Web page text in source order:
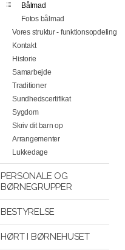
Bålmad
Fotos bålmad
Vores struktur - funktionsopdeling
Kontakt
Historie
Samarbejde
Traditioner
Sundhedscertifikat
Sygdom
Skriv dit barn op
Arrangementer
Lukkedage
PERSONALE OG
BØRNEGRUPPER
BESTYRELSE
HØRT I BØRNEHUSET